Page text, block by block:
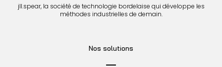
jll.spear, la société de technologie bordelaise qui développe les
méthodes industrielles de demain.
Nos solutions